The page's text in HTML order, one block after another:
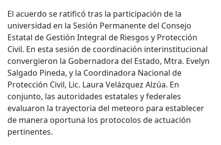
El acuerdo se ratificó tras la participación de la
universidad en la Sesión Permanente del Consejo
Estatal de Gestión Integral de Riesgos y Protección
Civil. En esta sesión de coordinación interinstitucional
convergieron la Gobernadora del Estado, Mtra. Evelyn
Salgado Pineda, y la Coordinadora Nacional de
Protección Civil, Lic. Laura Velázquez Alzúa. En
conjunto, las autoridades estatales y federales
evaluaron la trayectoria del meteoro para establecer
de manera oportuna los protocolos de actuación
pertinentes.